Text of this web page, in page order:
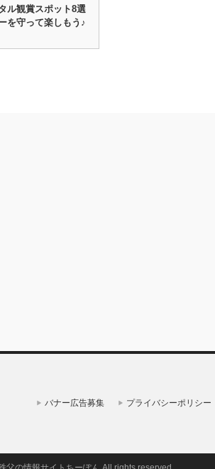
ル観賞スポット8選
を守って楽しもう♪
バナー広告募集 プライバシーポリシー